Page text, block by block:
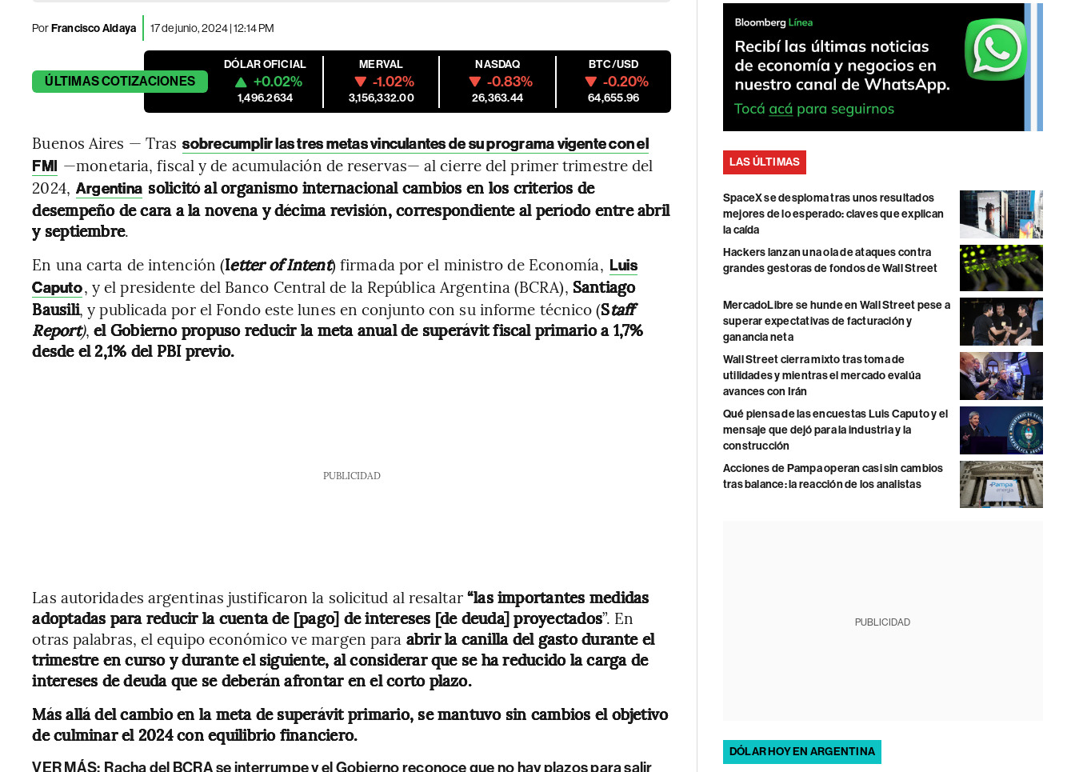
PorFrancisco Aldaya 17 de junio, 2024 | 12:14 PM
ÚLTIMASCOTIZACIONES
DÓLAR OFICIAL
+0.02%
1,496.2634
MERVAL
-1.02%
3,156,332.00
NASDAQ
-0.83%
26,363.44
BTC/USD
-0.20%
64,655.96
Buenos Aires — Tras sobrecumplir las tres metas vinculantes de su programa vigente con el
FMI —monetaria, fiscal y de acumulación de reservas— al cierre del primer trimestre del
2024, Argentina solicitó al organismo internacional cambios en los criterios de
desempeño de cara a la novena y décima revisión, correspondiente al período entre abril
y septiembre.
En una carta de intención (Ietter of Intent) firmada por el ministro de Economía, Luis
Caputo, y el presidente del Banco Central de la República Argentina (BCRA), Santiago
Bausili, y publicada por el Fondo este lunes en conjunto con su informe técnico (Staff
Report),el Gobierno propuso reducir la meta anual de superávit fiscal primario a 1,7%
desde el 2,1% del PBI previo.
PUBLICIDAD
Las autoridades argentinas justificaron la solicitud al resaltar“las importantes medidas
adoptadas para reducir la cuenta de [pago] de intereses [de deuda] proyectados”. En
otras palabras, el equipo económico ve margen para abrir la canilla del gasto durante el
trimestre en curso y durante el siguiente, al considerar que se ha reducido la carga de
intereses de deuda que se deberán afrontar en el corto plazo.
Más allá del cambio en la meta de superávit primario, se mantuvo sin cambios el objetivo
de culminar el 2024 con equilibrio financiero.
VER MÁS: Racha del BCRA se interrumpe y el Gobierno reconoce que no hay plazos para salir
LAS ÚLTIMAS
SpaceX se desploma tras unos resultados
mejores de lo esperado: claves que explican
la caída
Hackers lanzan una ola de ataques contra
grandes gestoras de fondos de Wall Street
MercadoLibre se hunde en Wall Street pese a
superar expectativas de facturación y
ganancia neta
Wall Street cierra mixto tras toma de
utilidades y mientras el mercado evalúa
avances con Irán
Qué piensa de las encuestas Luis Caputo y el
mensaje que dejó para la industria y la
construcción
Acciones de Pampa operan casi sin cambios
tras balance: la reacción de los analistas
PUBLICIDAD
DÓLAR HOY EN ARGENTINA